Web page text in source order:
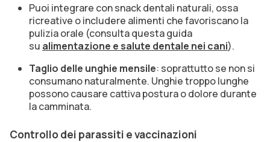
Puoi integrare con snack dentali naturali, ossa
ricreative o includere alimenti che favoriscano la
pulizia orale (consulta questa guida
su alimentazione e salute dentale nei cani).
Taglio delle unghie mensile: soprattutto se non si
consumano naturalmente. Unghie troppo lunghe
possono causare cattiva postura o dolore durante
la camminata.
Controllo dei parassiti e vaccinazioni